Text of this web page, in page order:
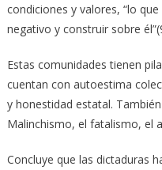
condiciones y valores, “lo
negativo y construir sobre
Estas comunidades tienen
cuentan con autoestima
y honestidad estatal.
Malinchismo, el fatalismo, el
Concluye que las dictaduras